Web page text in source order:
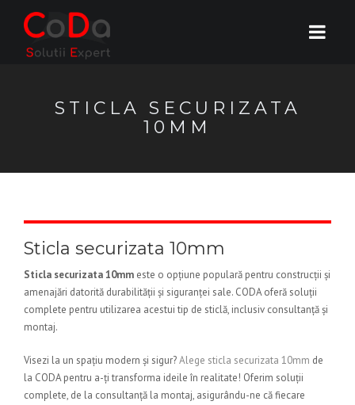
STICLA SECURIZATA
10MM
Sticla securizata 10mm
Sticla securizata 10mm este o opțiune populară pentru construcții și
amenajări datorită durabilității și siguranței sale. CODA oferă soluții
complete pentru utilizarea acestui tip de sticlă, inclusiv consultanță și
montaj.
Visezi la un spațiu modern și sigur?Alege sticla securizata 10mm de
la CODA pentru a-ți transforma ideile în realitate! Oferim soluții
complete, de la consultanță la montaj, asigurându-ne că fiecare